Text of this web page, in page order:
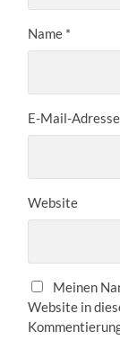
Name *
E-Mail-Adresse
Website
Meinen
Website in